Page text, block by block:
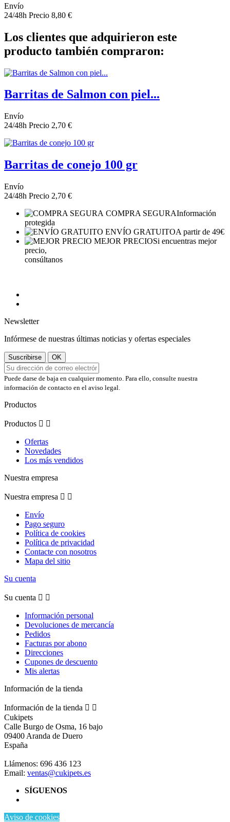
Envío
24/48h Precio 8,80 €
Los clientes que adquirieron este
producto también compraron:
Barritas de Salmon con piel...
Envío
24/48h Precio 2,70 €
Barritas de conejo 100 gr
Envío
24/48h Precio 2,70 €
COMPRA SEGURAInformación
protegida
ENVÍO GRATUITOA partir de 49€
MEJOR PRECIOSi encuentras mejor
precio,
consúltanos
Newsletter
Infórmese de nuestras últimas noticias y ofertas especiales
Puede darse de baja en cualquier momento. Para ello, consulte nuestra
información de contacto en el aviso legal.
Productos
Productos  
Ofertas
Novedades
Los más vendidos
Nuestra empresa
Nuestra empresa  
Envío
Pago seguro
Política de cookies
Política de privacidad
Contacte con nosotros
Mapa del sitio
Su cuenta
Su cuenta  
Información personal
Devoluciones de mercancía
Pedidos
Facturas por abono
Direcciones
Cupones de descuento
Mis alertas
Información de la tienda
Información de la tienda  
Cukipets
Calle Burgo de Osma, 16 bajo
09400 Aranda de Duero
España
Llámenos: 696 436 123
Email: ventas@cukipets.es
SÍGUENOS
Aviso de cookies